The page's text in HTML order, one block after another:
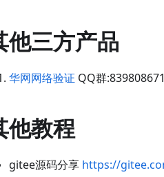
他三方产品
华网网络验证 QQ群:839808671
他教程
gitee源码分享 https://